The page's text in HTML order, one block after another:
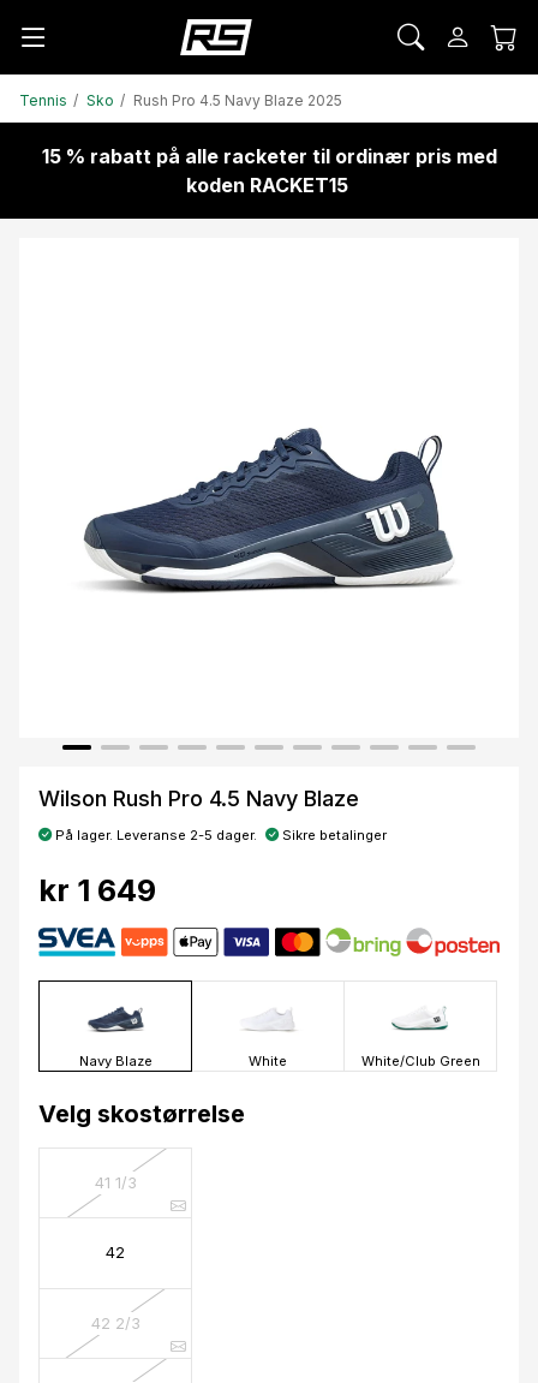
Tennis Sko Rush Pro 4.5 Navy Blaze 2025
15 % rabatt på alle racketer til ordinær pris med
koden RACKET15
Wilson Rush Pro 4.5 Navy Blaze
På lager. Leveranse 2-5 dager. Sikre betalinger
kr 1 649
Navy Blaze White White/Club Green
Velg skostørrelse
41 1/3
42
42 2/3